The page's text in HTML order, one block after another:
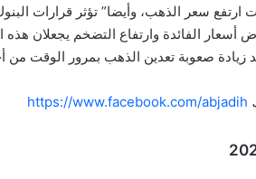
ارتفع سعر الذهب، وأيضا” تؤثر قرارات
أسعار الفائدة وارتفاع التضخم يجعلان
صعوبة تعدين الذهب بمرور الوقت من
https://www.facebook.com/abjadih